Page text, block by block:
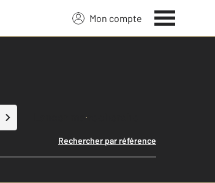
Mon compte
Lancer ma recherche
Rechercher par référence